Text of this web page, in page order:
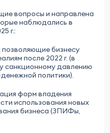
вопросы и направлена
наблюдались в
г.:
бизнесу
после 2022 г. (в
санкционному давлению
политики).
форм владения
использования новых
бизнеса (ЗПИФы,